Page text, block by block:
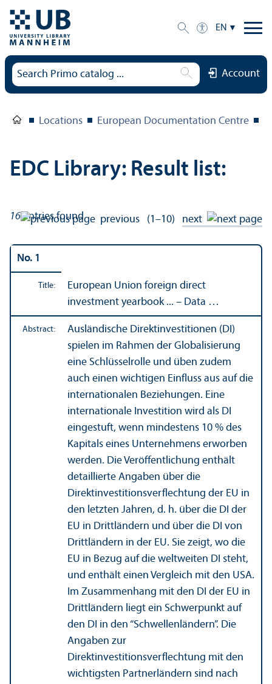
EN
Account
Locations European Documentation Centre
EDC Library: Result list:
16entries found previous (1–10) next
No. 1
Title:
European Union foreign direct
investment yearbook ... – Data …
Abstract:
Ausländische Direktinvestitionen (DI)
spielen im Rahmen der Globalisierung
eine Schlüsselrolle und üben zudem
auch einen wichtigen Einfluss aus auf die
internationalen Beziehungen. Eine
internationale Investition wird als DI
eingestuft, wenn mindestens 10 % des
Kapitals eines Unternehmens erworben
werden. Die Veröffentlichung enthält
detaillierte Angaben über die
Direktinvestitionsverflechtung der EU in
den letzten Jahren, d. h. über die DI der
EU in Drittländern und über die DI von
Drittländern in der EU. Sie zeigt, wo die
EU in Bezug auf die weltweiten DI steht,
und enthält einen Vergleich mit den USA.
Im Zusammenhang mit den DI der EU in
Drittländern liegt ein Schwerpunkt auf
den DI in den “Schwellenländern”. Die
Angaben zur
Direktinvestitionsverflechtung mit den
wichtigsten Partnerländern sind nach